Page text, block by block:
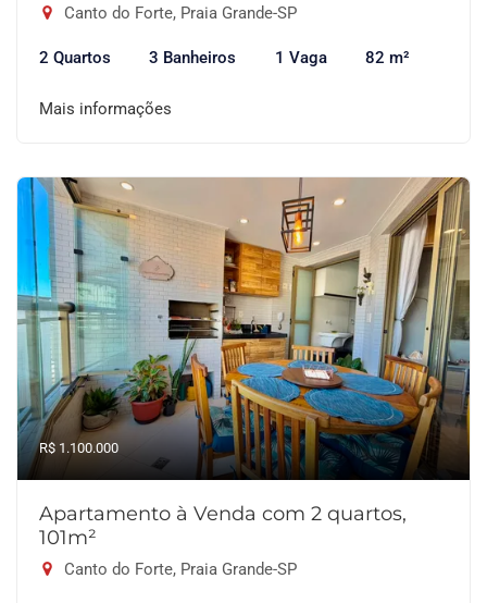
Canto do Forte, Praia Grande-SP
2 Quartos 3 Banheiros 1 Vaga 82 m²
Mais informações
R$ 1.100.000
Apartamento à Venda com 2 quartos,
101m²
Canto do Forte, Praia Grande-SP